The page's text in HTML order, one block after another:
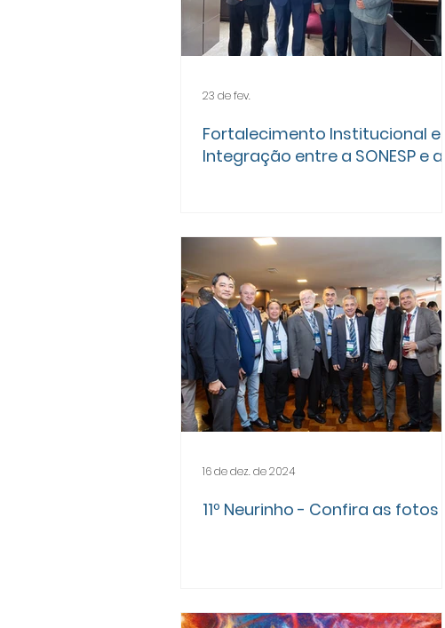
Fortalecimento Institucional e
Integração entre a SONESP e a
23 de fev.
11º Neurinho - Confira as fotos
16 de dez. de 2024